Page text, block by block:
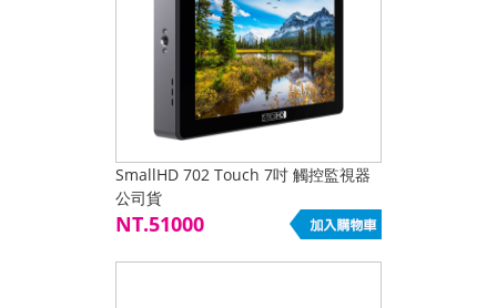
SmallHD 702 Touch 7吋 觸控監視器
公司貨
NT.51000